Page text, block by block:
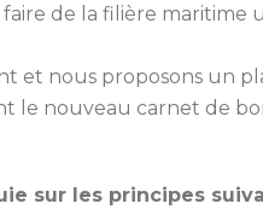
faire de la filière maritime
et nous proposons un
le nouveau carnet de
sur les principes